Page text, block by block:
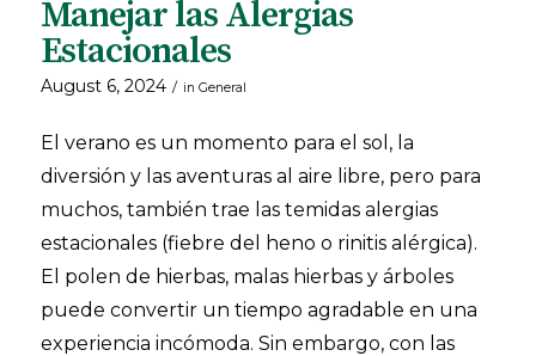
Manejar las Alergias
Estacionales
August 6, 2024 / in General
El verano es un momento para el sol, la
diversión y las aventuras al aire libre, pero para
muchos, también trae las temidas alergias
estacionales (fiebre del heno o rinitis alérgica).
El polen de hierbas, malas hierbas y árboles
puede convertir un tiempo agradable en una
experiencia incómoda. Sin embargo, con las